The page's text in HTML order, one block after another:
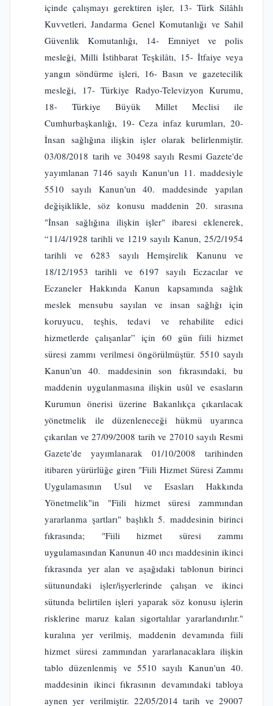
içinde çalışmayı gerektiren işler, 13- Türk Silâhlı
Kuvvetleri, Jandarma Genel Komutanlığı ve Sahil
Güvenlik Komutanlığı, 14- Emniyet ve polis
mesleği, Milli İstihbarat Teşkilâtı, 15- İtfaiye veya
yangın söndürme işleri, 16- Basın ve gazetecilik
mesleği, 17- Türkiye Radyo-Televizyon Kurumu,
18- Türkiye Büyük Millet Meclisi ile
Cumhurbaşkanlığı, 19- Ceza infaz kurumları, 20-
İnsan sağlığına ilişkin işler olarak belirlenmiştir.
03/08/2018 tarih ve 30498 sayılı Resmi Gazete'de
yayımlanan 7146 sayılı Kanun'un 11. maddesiyle
5510 sayılı Kanun'un 40. maddesinde yapılan
değişiklikle, söz konusu maddenin 20. sırasına
"İnsan sağlığına ilişkin işler" ibaresi eklenerek,
“11/4/1928 tarihli ve 1219 sayılı Kanun, 25/2/1954
tarihli ve 6283 sayılı Hemşirelik Kanunu ve
18/12/1953 tarihli ve 6197 sayılı Eczacılar ve
Eczaneler Hakkında Kanun kapsamında sağlık
meslek mensubu sayılan ve insan sağlığı için
koruyucu, teşhis, tedavi ve rehabilite edici
hizmetlerde çalışanlar” için 60 gün fiili hizmet
süresi zammı verilmesi öngörülmüştür. 5510 sayılı
Kanun'un 40. maddesinin son fıkrasındaki, bu
maddenin uygulanmasına ilişkin usûl ve esasların
Kurumun önerisi üzerine Bakanlıkça çıkarılacak
yönetmelik ile düzenleneceği hükmü uyarınca
çıkarılan ve 27/09/2008 tarih ve 27010 sayılı Resmi
Gazete'de yayımlanarak 01/10/2008 tarihinden
itibaren yürürlüğe giren "Fiili Hizmet Süresi Zammı
Uygulamasının Usul ve Esasları Hakkında
Yönetmelik"in "Fiili hizmet süresi zammından
yararlanma şartları" başlıklı 5. maddesinin birinci
fıkrasında; "Fiili hizmet süresi zammı
uygulamasından Kanunun 40 ıncı maddesinin ikinci
fıkrasında yer alan ve aşağıdaki tablonun birinci
sütunundaki işler/işyerlerinde çalışan ve ikinci
sütunda belirtilen işleri yaparak söz konusu işlerin
risklerine maruz kalan sigortalılar yararlandırılır."
kuralına yer verilmiş, maddenin devamında fiili
hizmet süresi zammından yararlanacaklara ilişkin
tablo düzenlenmiş ve 5510 sayılı Kanun'un 40.
maddesinin ikinci fıkrasının devamındaki tabloya
aynen yer verilmiştir. 22/05/2014 tarih ve 29007